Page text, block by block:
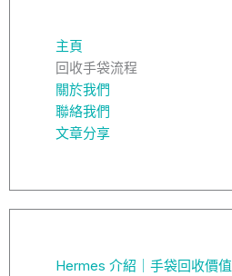
主頁
回收手袋流程
關於我們
聯絡我們
文章分享
Hermes 介紹｜手袋回收價值